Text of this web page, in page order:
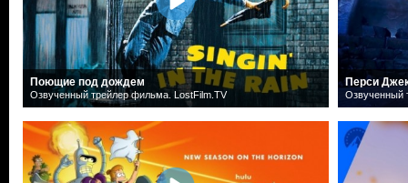
Поющие под дождем
Озвученный трейлер фильма. LostFilm.TV
Перси
Озвученный